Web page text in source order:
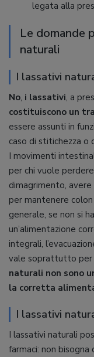
legata alla
Le domande
naturali
I lassativi
No, i lassativi, a
costituiscono un
essere assunti in
caso di stitichezza o
I movimenti
per chi vuole
dimagrimento, avere
per mantenere
generale, se non si
un’alimentazione
integrali,
vale soprattutto per
naturali non sono
la corretta
I lassativi
I lassativi naturali
farmaci: non bisogna